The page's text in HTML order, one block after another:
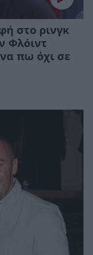
στο ρινγκ
Φλόιντ
πω όχι σε